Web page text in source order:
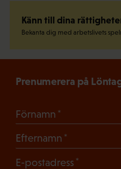
Känn till dina
Bekanta dig med arbetslivets
Prenumerera på
Förnamn
Efternamn
E-postadress